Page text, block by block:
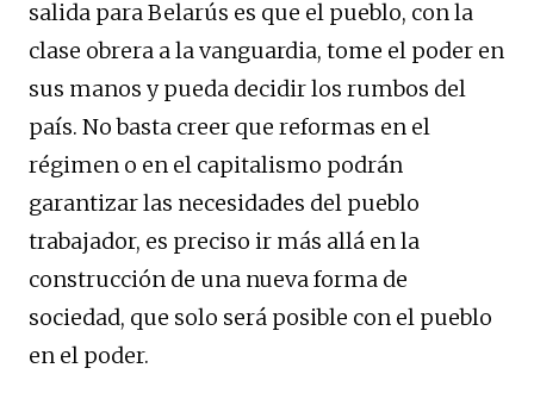
salida para Belarús es que el pueblo, con la
clase obrera a la vanguardia, tome el poder en
sus manos y pueda decidir los rumbos del
país. No basta creer que reformas en el
régimen o en el capitalismo podrán
garantizar las necesidades del pueblo
trabajador, es preciso ir más allá en la
construcción de una nueva forma de
sociedad, que solo será posible con el pueblo
en el poder.